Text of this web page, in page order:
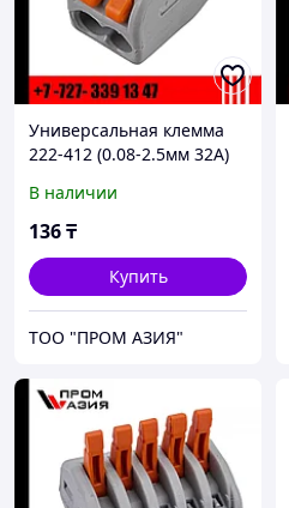
Универсальная клемма
222-412 (0.08-2.5мм 32А)
В наличии
136₸
Купить
ТОО "ПРОМ АЗИЯ"